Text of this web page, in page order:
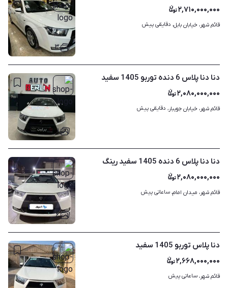
۳
۲,۷۱۰,۰۰۰,۰۰۰
قائم شهر، خیابان بابل، دقایقی پیش
۱
دنا دنا پلاس 6 دنده توربو 1405 سفید
۲,۰۸۰,۰۰۰,۰۰۰
قائم شهر، خیابان جویبار، دقایقی پیش
۶
دنا دنا پلاس 6 دنده 1405 سفید رینگ
۲,۰۸۰,۰۰۰,۰۰۰
قائم شهر، میدان امام، ساعاتی پیش
دنا پلاس توربو 1405 سفید
۲,۶۶۸,۰۰۰,۰۰۰
قائم شهر، ساعاتی پیش